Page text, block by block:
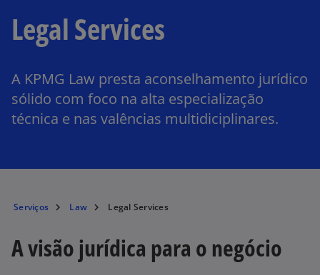
Legal Services
A KPMG Law presta aconselhamento jurídico
sólido com foco na alta especialização
técnica e nas valências multidiciplinares.
Serviços Law Legal Services
A visão jurídica para o negócio